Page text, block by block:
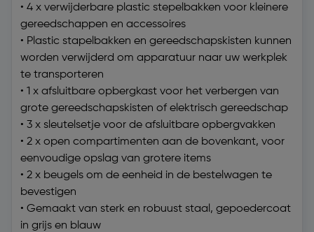
• 4 x verwijderbare plastic stepelbakken voor kleinere
gereedschappen en accessoires
• Plastic stapelbakken en gereedschapskisten kunnen
worden verwijderd om apparatuur naar uw werkplek
te transporteren
• 1 x afsluitbare opbergkast voor het verbergen van
grote gereedschapskisten of elektrisch gereedschap
• 3 x sleutelsetje voor de afsluitbare opbergvakken
• 2 x open compartimenten aan de bovenkant, voor
eenvoudige opslag van grotere items
• 2 x beugels om de eenheid in de bestelwagen te
bevestigen
• Gemaakt van sterk en robuust staal, gepoedercoat
in grijs en blauw